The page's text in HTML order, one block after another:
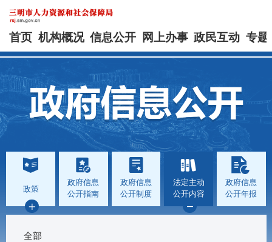
首页 机构概况 信息公开 网上办事 政民互动 专题
政策
政府信息
公开指南
政府信息
公开制度
法定主动
公开内容
全部
政府信息
公开年报